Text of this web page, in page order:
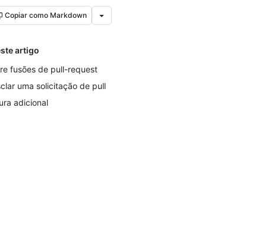
Copiar como Markdown
artigo
fusões de pull-request
uma solicitação de pull
adicional